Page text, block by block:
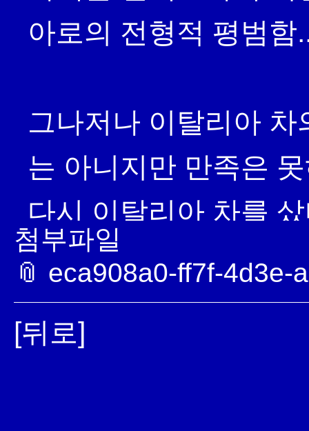
아로의 전형적 평범
그나저나 이탈리아
는 아니지만 만족은
다시 이탈리아 차를
그 묘한 마력을 하루
이태리 차란...좀 엉성
첨부파일
📎 eca908a0-ff7f-
[뒤로]